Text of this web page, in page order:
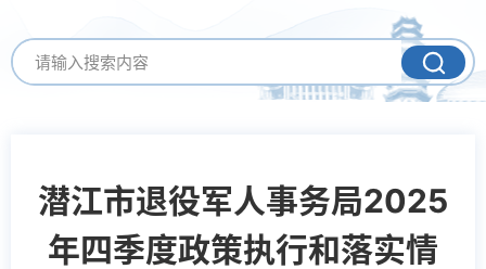
潜江市退役军人事务局2025
年四季度政策执行和落实情